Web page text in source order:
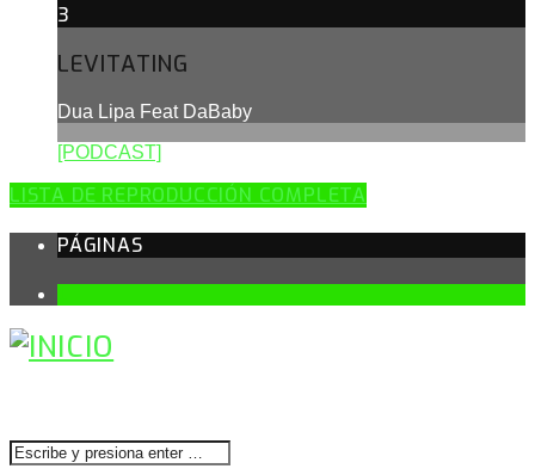
3
LEVITATING
Dua Lipa Feat DaBaby
[PODCAST]
LISTA DE REPRODUCCIÓN COMPLETA
PÁGINAS